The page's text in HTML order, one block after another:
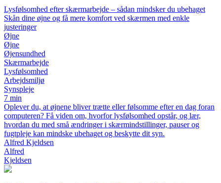
Lysfølsomhed efter skærmarbejde – sådan mindsker du ubehaget
Skån dine øjne og få mere komfort ved skærmen med enkle
justeringer
Øjne
Øjne
Øjensundhed
Skærmarbejde
Lysfølsomhed
Arbejdsmiljø
Synspleje
7 min
Oplever du, at øjnene bliver trætte eller følsomme efter en dag foran
computeren? Få viden om, hvorfor lysfølsomhed opstår, og lær,
hvordan du med små ændringer i skærmindstillinger, pauser og
fugtpleje kan mindske ubehaget og beskytte dit syn.
Alfred Kjeldsen
Alfred
Kjeldsen